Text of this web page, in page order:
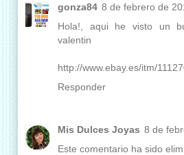
gonza84 8 de febrero de
Hola!, aqui he visto un
valentin
http://www.ebay.es/itm/
Responder
Mis Dulces Joyas 8 de
Este comentario ha sido